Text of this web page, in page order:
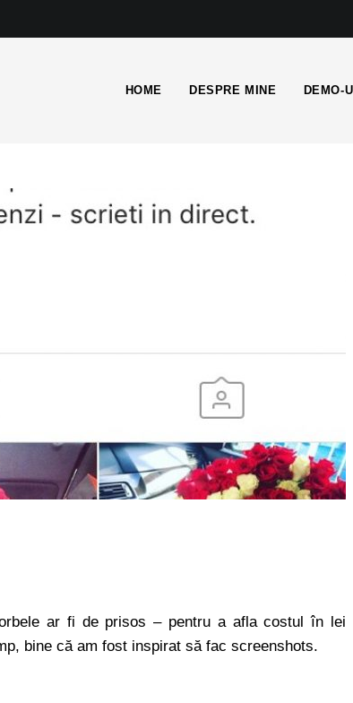
HOME DESPRE MINE DEMO-
ar fi de prisos – pentru a afla costul în lei
bine că am fost inspirat să fac screenshots.